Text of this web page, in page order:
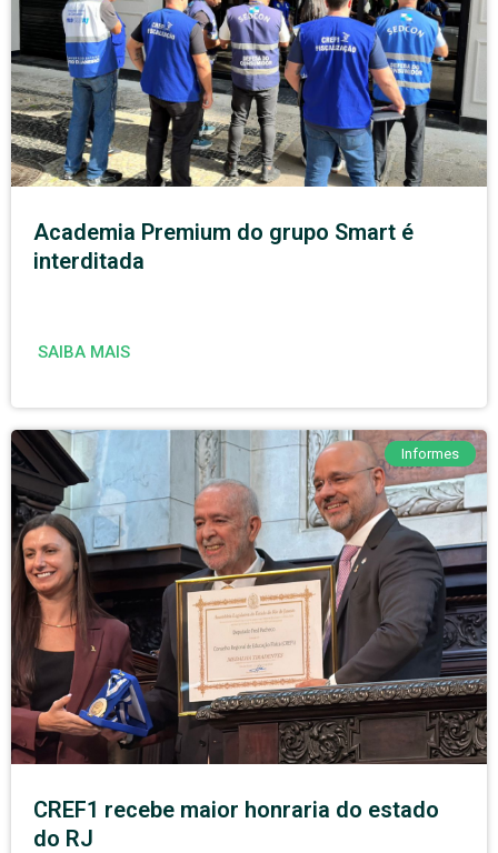
Academia Premium do grupo Smart é
interditada
SAIBA MAIS
Informes
CREF1 recebe maior honraria do estado
do RJ